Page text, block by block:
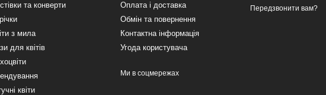
та конверти
з мила
для квітів
квіти
Оплата і доставка
Обмін та повернення
Контактна інформація
Угода користувача
Ми в соцмережах
Передзвонити вам?